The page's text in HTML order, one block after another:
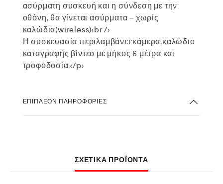
ασύρματη συσκευή και η σύνδεση με την
οθόνη, θα γίνεται ασύρματα – χωρίς
καλώδια(wireless)<br />
Η συσκευασία περιλαμβάνει:κάμερα,καλώδιο
καταγραφής βίντεο με μήκος 6 μέτρα και
τροφοδοσία.</p>
ΕΠΙΠΛΈΟΝ ΠΛΗΡΟΦΟΡΊΕΣ
ΣΧΕΤΙΚΆ ΠΡΟΪΌΝΤΑ